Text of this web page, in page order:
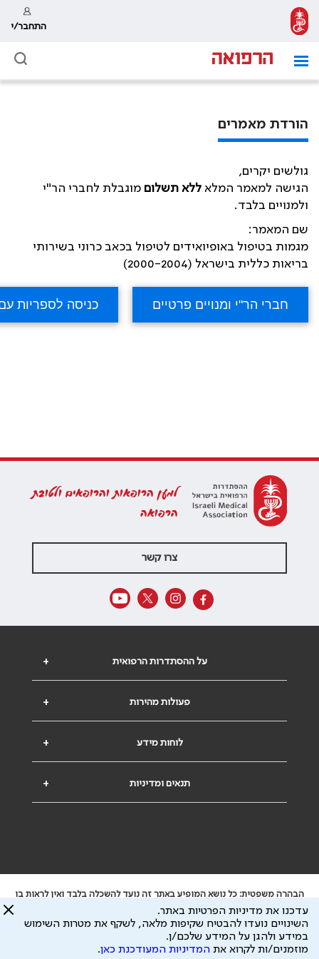
התחבר/י
הורדת מאמרים
גולשים יקרים,
הגישה למאמר המלא ללא תשלום מוגבלת לחברי הר"י
ולמנויים בלבד.
שם המאמר:
מגמות בטיפול באופיואידים לטיפול בכאב כרוני בשירותי
בריאות כללית בישראל (2000-2004)
למען הרופאות והרופאים ולטובת
הרפואה
צרו קשר
+ על ההסתדרות הרפואית
+ פעולות מהירות
+ לוחות מידע
+ תנאים ומדיניות
הבהרה משפטית: כל נושא המופיע באתר זה נועד להשכלה בלבד ואין לראות בו
ייעוץ רפואי או משפטי. אין הר"י אחראית לתוכן המתפרסם באתר זה ולכל נזק
שעלול להיגרם.
ידוע לי שהר"י אוספת ושומרת מידע אישי לצורך מתן השרות וכי חלק ממנו עשוי
להיות מועבר לצדדים שלישיים, הכל בכפוף למדיניות הפרטיות
עדכנו את מדיניות הפרטיות באתר.
השינויים נועדו להבטיח שקיפות מלאה, לשקף את מטרות השימוש
במידע ולהגן על המידע שלכם/ן.
מוזמנים/ות לקרוא את המדיניות המעודכנת כאן.